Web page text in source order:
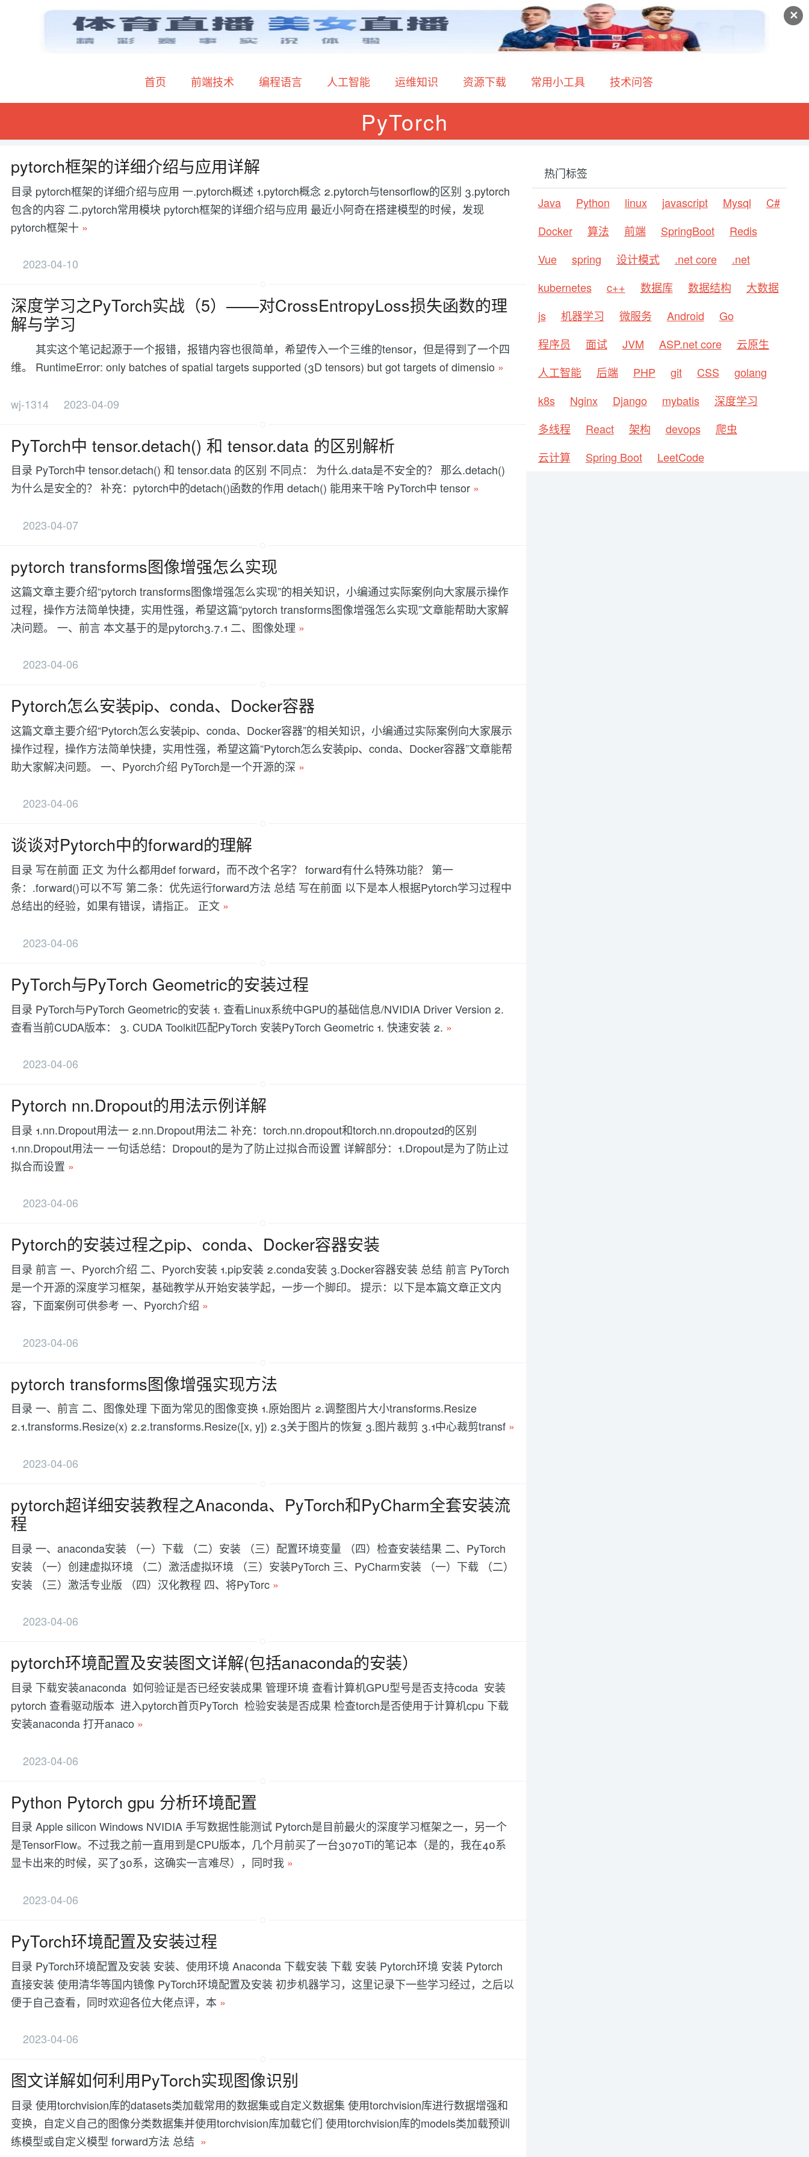
✕
首页 前端技术 编程语言 人工智能 运维知识 资源下载 常用小工具 技术问答
PyTorch
pytorch框架的详细介绍与应用详解
目录 pytorch框架的详细介绍与应用 一.pytorch概述 1.pytorch概念 2.pytorch与tensorflow的区别 3.pytorch
包含的内容 二.pytorch常用模块 pytorch框架的详细介绍与应用 最近小阿奇在搭建模型的时候，发现
pytorch框架十 »
2023-04-10
深度学习之PyTorch实战（5）——对CrossEntropyLoss损失函数的理
解与学习
其实这个笔记起源于一个报错，报错内容也很简单，希望传入一个三维的tensor，但是得到了一个四
维。 RuntimeError: only batches of spatial targets supported (3D tensors) but got targets of dimensio »
wj-1314 2023-04-09
PyTorch中 tensor.detach() 和 tensor.data 的区别解析
目录 PyTorch中 tensor.detach() 和 tensor.data 的区别 不同点： 为什么.data是不安全的？ 那么.detach()
为什么是安全的？ 补充：pytorch中的detach()函数的作用 detach() 能用来干啥 PyTorch中 tensor »
2023-04-07
pytorch transforms图像增强怎么实现
这篇文章主要介绍“pytorch transforms图像增强怎么实现”的相关知识，小编通过实际案例向大家展示操作
过程，操作方法简单快捷，实用性强，希望这篇“pytorch transforms图像增强怎么实现”文章能帮助大家解
决问题。 一、前言 本文基于的是pytorch3.7.1 二、图像处理 »
2023-04-06
Pytorch怎么安装pip、conda、Docker容器
这篇文章主要介绍“Pytorch怎么安装pip、conda、Docker容器”的相关知识，小编通过实际案例向大家展示
操作过程，操作方法简单快捷，实用性强，希望这篇“Pytorch怎么安装pip、conda、Docker容器”文章能帮
助大家解决问题。 一、Pyorch介绍 PyTorch是一个开源的深 »
2023-04-06
谈谈对Pytorch中的forward的理解
目录 写在前面 正文 为什么都用def forward，而不改个名字？ forward有什么特殊功能？ 第一
条：.forward()可以不写 第二条：优先运行forward方法 总结 写在前面 以下是本人根据Pytorch学习过程中
总结出的经验，如果有错误，请指正。 正文 »
2023-04-06
PyTorch与PyTorch Geometric的安装过程
目录 PyTorch与PyTorch Geometric的安装 1. 查看Linux系统中GPU的基础信息/NVIDIA Driver Version 2.
查看当前CUDA版本： 3. CUDA Toolkit匹配PyTorch 安装PyTorch Geometric 1. 快速安装 2. »
2023-04-06
Pytorch nn.Dropout的用法示例详解
目录 1.nn.Dropout用法一 2.nn.Dropout用法二 补充：torch.nn.dropout和torch.nn.dropout2d的区别
1.nn.Dropout用法一 一句话总结：Dropout的是为了防止过拟合而设置 详解部分：1.Dropout是为了防止过
拟合而设置 »
2023-04-06
Pytorch的安装过程之pip、conda、Docker容器安装
目录 前言 一、Pyorch介绍 二、Pyorch安装 1.pip安装 2.conda安装 3.Docker容器安装 总结 前言 PyTorch
是一个开源的深度学习框架，基础教学从开始安装学起，一步一个脚印。 提示：以下是本篇文章正文内
容，下面案例可供参考 一、Pyorch介绍 »
2023-04-06
pytorch transforms图像增强实现方法
目录 一、前言 二、图像处理 下面为常见的图像变换 1.原始图片 2.调整图片大小transforms.Resize
2.1.transforms.Resize(x) 2.2.transforms.Resize([x, y]) 2.3关于图片的恢复 3.图片裁剪 3.1中心裁剪transf »
2023-04-06
pytorch超详细安装教程之Anaconda、PyTorch和PyCharm全套安装流
程
目录 一、anaconda安装 （一）下载 （二）安装 （三）配置环境变量 （四）检查安装结果 二、PyTorch
安装 （一）创建虚拟环境 （二）激活虚拟环境 （三）安装PyTorch 三、PyCharm安装 （一）下载 （二）
安装 （三）激活专业版 （四）汉化教程 四、将PyTorc »
2023-04-06
pytorch环境配置及安装图文详解(包括anaconda的安装）
目录 下载安装anaconda 如何验证是否已经安装成果 管理环境 查看计算机GPU型号是否支持coda 安装
pytorch 查看驱动版本 进入pytorch首页PyTorch 检验安装是否成果 检查torch是否使用于计算机cpu 下载
安装anaconda 打开anaco »
2023-04-06
Python Pytorch gpu 分析环境配置
目录 Apple silicon Windows NVIDIA 手写数据性能测试 Pytorch是目前最火的深度学习框架之一，另一个
是TensorFlow。不过我之前一直用到是CPU版本，几个月前买了一台3070Ti的笔记本（是的，我在40系
显卡出来的时候，买了30系，这确实一言难尽），同时我 »
2023-04-06
PyTorch环境配置及安装过程
目录 PyTorch环境配置及安装 安装、使用环境 Anaconda 下载安装 下载 安装 Pytorch环境 安装 Pytorch
直接安装 使用清华等国内镜像 PyTorch环境配置及安装 初步机器学习，这里记录下一些学习经过，之后以
便于自己查看，同时欢迎各位大佬点评，本 »
2023-04-06
图文详解如何利用PyTorch实现图像识别
目录 使用torchvision库的datasets类加载常用的数据集或自定义数据集 使用torchvision库进行数据增强和
变换，自定义自己的图像分类数据集并使用torchvision库加载它们 使用torchvision库的models类加载预训
练模型或自定义模型 forward方法 总结 »
热门标签
Java
Python linux javascript Mysql
C#
Docker
算法 前端 SpringBoot
Redis
Vue
spring 设计模式 .net core
.net
kubernetes
c++ 数据库 数据结构
大数据
js
机器学习 微服务 Android
Go
程序员
面试 JVM ASP.net core
云原生
人工智能
后端 PHP git CSS
golang
k8s
Nginx Django mybatis
深度学习
多线程
React 架构 devops
爬虫
云计算
Spring Boot LeetCode